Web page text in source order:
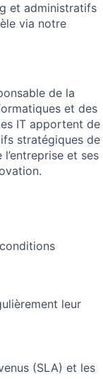
et administratifs
via notre
de la
et des
IT apportent de
stratégiques de
et ses
leur
(SLA) et les